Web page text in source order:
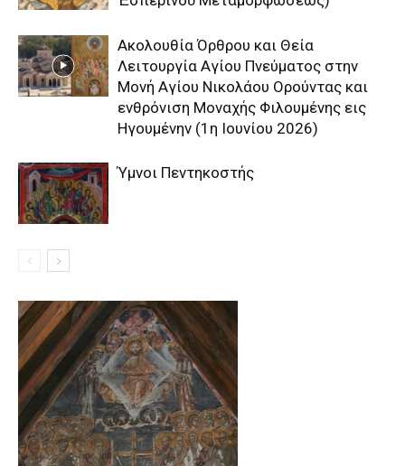
Aκολουθία Όρθρου και Θεία
Λειτουργία Αγίου Πνεύματος στην
Μονή Αγίου Νικολάου Ορούντας και
ενθρόνιση Μοναχής Φιλουμένης εις
Ηγουμένην (1η Ιουνίου 2026)
Ύμνοι Πεντηκοστής